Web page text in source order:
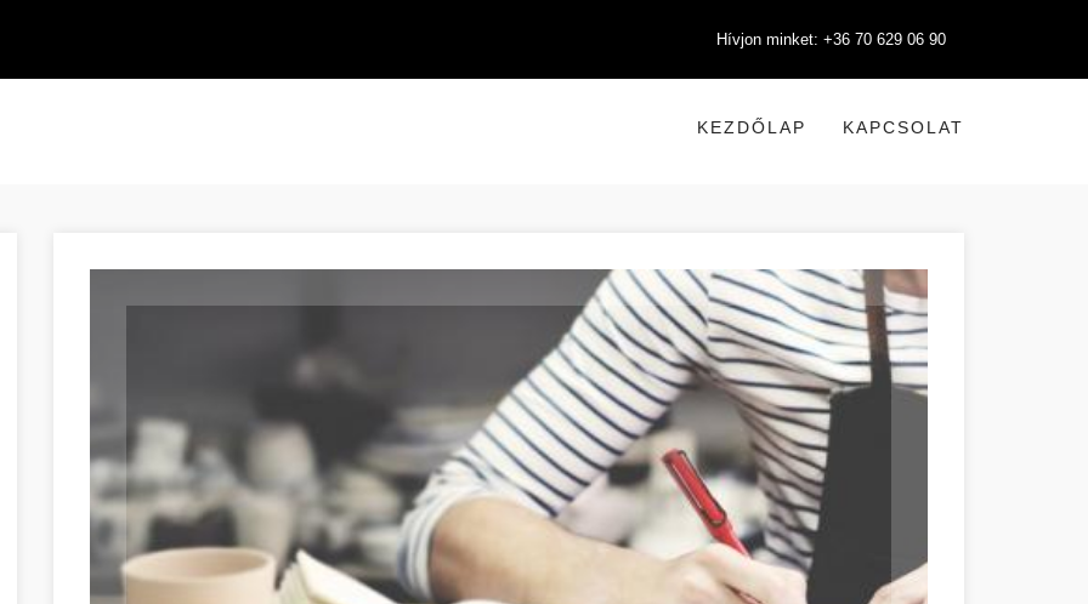
Hívjon minket: +36 70 629 06 90
KEZDŐLAP KAPCSOLAT